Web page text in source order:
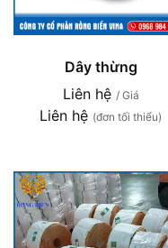
Dây thừng
Liên hệ / Giá
Liên hệ (đơn tối thiểu)